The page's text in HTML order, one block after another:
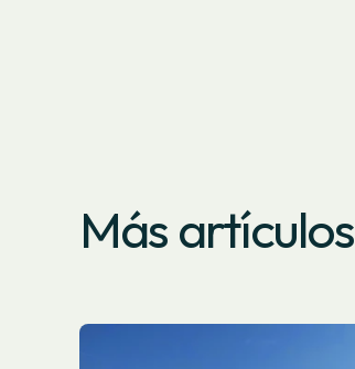
Más artículos